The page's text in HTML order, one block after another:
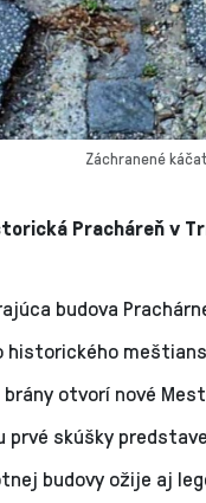
Záchranené
Pracháreň v
budova
otvorí nové
prvé skúšky
budovy ožije aj